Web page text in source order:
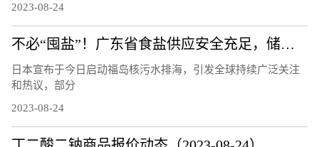
2023-08-24
不必“囤盐”！广东省食盐供应安全充足，储备量达10.8万吨
日本宣布于今日启动福岛核污水排海，引发全球持续广泛关注
和热议，部分
2023-08-24